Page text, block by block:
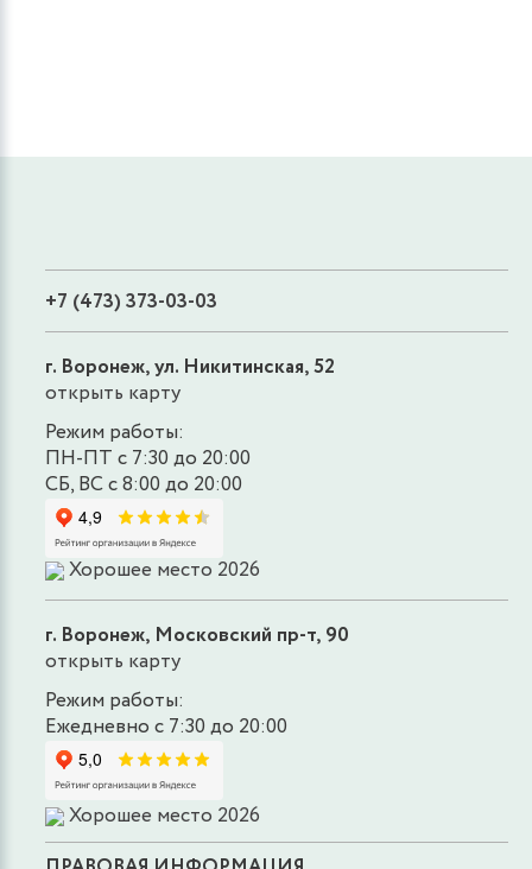
+7 (473) 373-03-03
г. Воронеж, ул. Никитинская, 52
открыть карту
Режим работы:
ПН-ПТ с 7:30 до 20:00
СБ, ВС с 8:00 до 20:00
Хорошее место 2026
г. Воронеж, Московский пр-т, 90
открыть карту
Режим работы:
Ежедневно с 7:30 до 20:00
Хорошее место 2026